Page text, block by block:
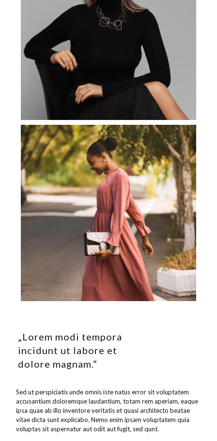
„Lorem modi tempora
incidunt ut labore et
dolore magnam.”
Sed ut perspiciatis unde omnis iste natus error sit voluptatem
accusantium doloremque laudantium, totam rem aperiam, eaque
ipsa quae ab illo inventore veritatis et quasi architecto beatae
vitae dicta sunt explicabo. Nemo enim ipsam voluptatem quia
voluptas sit aspernatur aut odit aut fugit, sed qunt.